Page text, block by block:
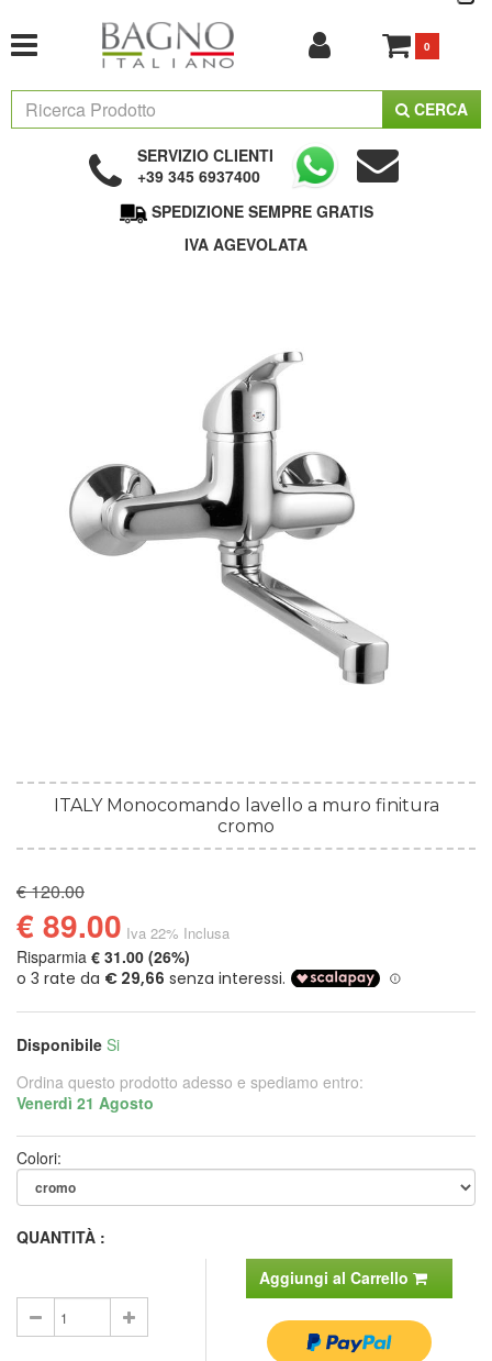
0
CERCA
SERVIZIO CLIENTI
+39 345 6937400
SPEDIZIONE SEMPRE GRATIS
IVA AGEVOLATA
ITALY Monocomando lavello a muro finitura
cromo
€ 120.00
€ 89.00 Iva 22% Inclusa
Risparmia € 31.00 (26%)
Disponibile Si
Ordina questo prodotto adesso e spediamo entro:
Venerdì 21 Agosto
Colori:
QUANTITÀ :
Aggiungi al Carrello